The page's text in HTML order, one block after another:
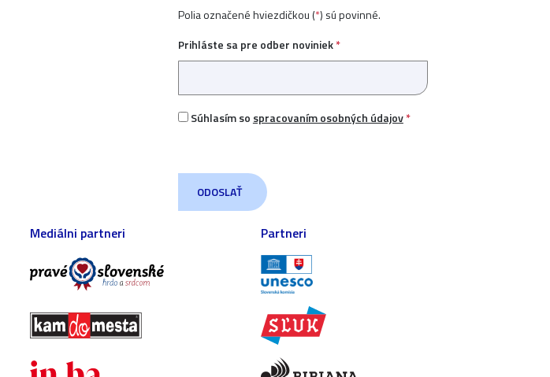
Polia označené hviezdičkou (*) sú povinné.
Prihláste sa pre odber noviniek*
Súhlasím so spracovaním osobných údajov*
Mediálni partneri Partneri